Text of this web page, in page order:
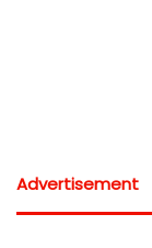
Advertisement